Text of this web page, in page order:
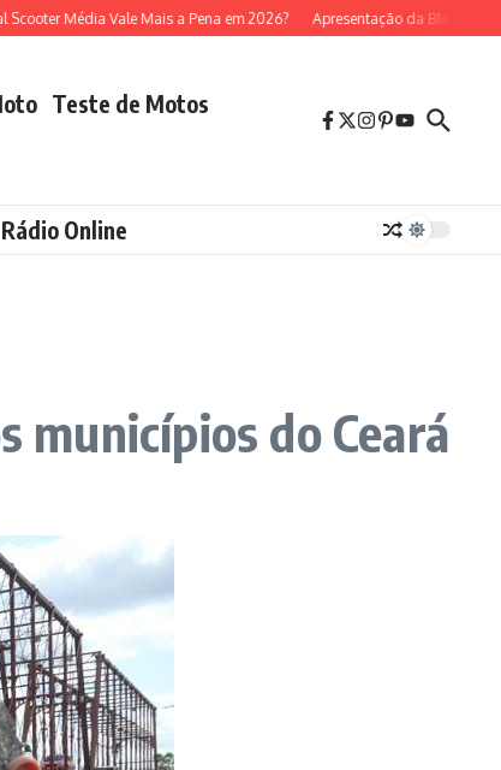
Vale Mais a Pena em 2026? Apresentação da BMW R 1300 GS
Teste de Motos
Rádio Online
municípios do Ceará